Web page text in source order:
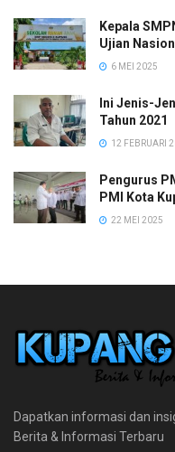
Kepala
Ujian
6 MEI 2025
Ini Jenis-
Tahun 2021
12 FEBRUARI
Pengurus
PMI Kota
22 MEI 2025
Dapatkan informasi dan
Berita & Informasi Terbaru